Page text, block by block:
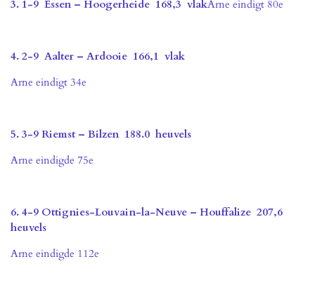
3. 1-9 Essen – Hoogerheide 168,3 vlakArne eindigt 80e
4. 2-9 Aalter – Ardooie 166,1 vlak
Arne eindigt 34e
5. 3-9 Riemst – Bilzen 188.0 heuvels
Arne eindigde 75e
6. 4-9 Ottignies-Louvain-la-Neuve – Houffalize 207,6
heuvels
Arne eindigde 112e